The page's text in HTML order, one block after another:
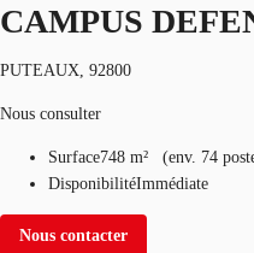
CAMPUS
PUTEAUX, 92800
Nous consulter
Surface748 m² (env. 74
DisponibilitéImmédiate
Nous contacter